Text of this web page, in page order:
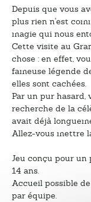
Depuis que vous
plus rien n'est
magie qui nous
Cette visite au
chose : en effet,
fameuse légende
elles sont cachées.
Par un pur hasard,
recherche de la
avait déjà
Allez-vous mettre
Jeu conçu pour
14 ans.
Accueil possible
par équipe.